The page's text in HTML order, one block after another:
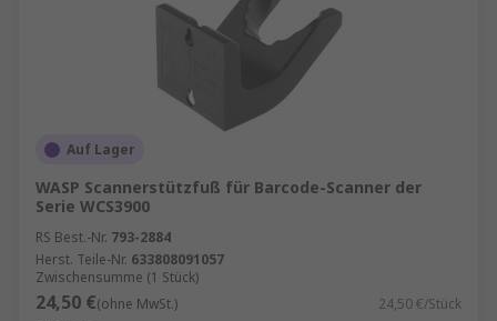
Auf Lager
WASP Scannerstützfuß für Barcode-Scanner der
Serie WCS3900
RS Best.-Nr. 793-2884
Herst. Teile-Nr. 633808091057
Zwischensumme (1 Stück)
24,50 €(ohne MwSt.) 24,50 €/Stück